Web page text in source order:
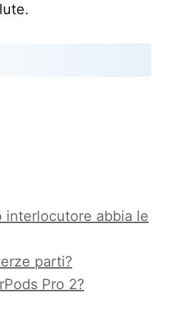
interlocutore abbia le
parti?
Pro 2?